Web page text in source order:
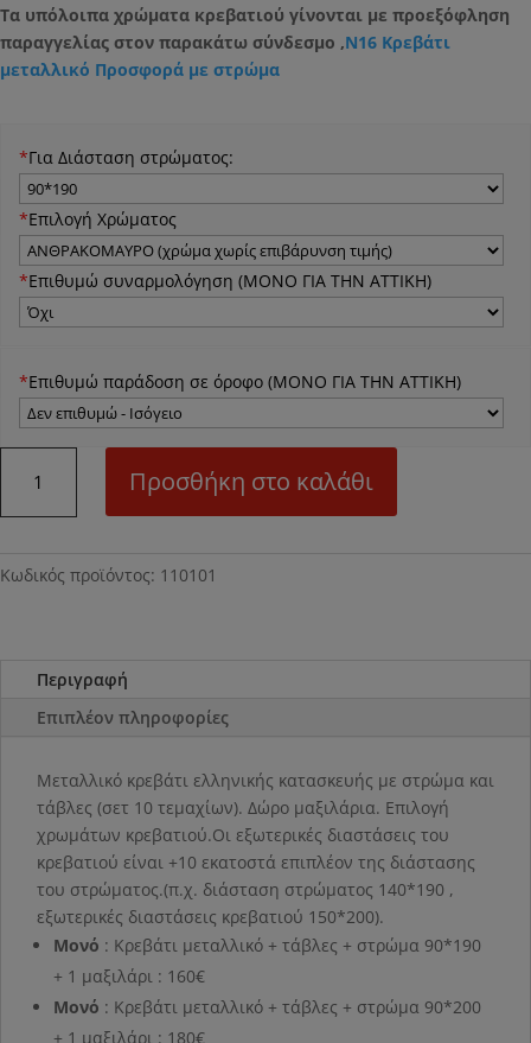
Τα υπόλοιπα χρώματα κρεβατιού γίνονται με προεξόφληση
παραγγελίας στον παρακάτω σύνδεσμο ,N16 Κρεβάτι
μεταλλικό Προσφορά με στρώμα
*Για Διάσταση στρώματος:
*Επιλογή Χρώματος
*Επιθυμώ συναρμολόγηση (ΜΟΝΟ ΓΙΑ ΤΗΝ ΑΤΤΙΚΗ)
*Επιθυμώ παράδοση σε όροφο (ΜΟΝΟ ΓΙΑ ΤΗΝ ΑΤΤΙΚΗ)
ποσότητα
Προσθήκη στο καλάθι
Κωδικός προϊόντος: 110101
Περιγραφή
Επιπλέον πληροφορίες
Μεταλλικό κρεβάτι ελληνικής κατασκευής με στρώμα και
τάβλες (σετ 10 τεμαχίων). Δώρο μαξιλάρια. Επιλογή
χρωμάτων κρεβατιού.Οι εξωτερικές διαστάσεις του
κρεβατιού είναι +10 εκατοστά επιπλέον της διάστασης
του στρώματος.(π.χ. διάσταση στρώματος 140*190 ,
εξωτερικές διαστάσεις κρεβατιού 150*200).
Μονό : Κρεβάτι μεταλλικό + τάβλες + στρώμα 90*190
+ 1 μαξιλάρι : 160€
Μονό : Κρεβάτι μεταλλικό + τάβλες + στρώμα 90*200
+ 1 μαξιλάρι : 180€